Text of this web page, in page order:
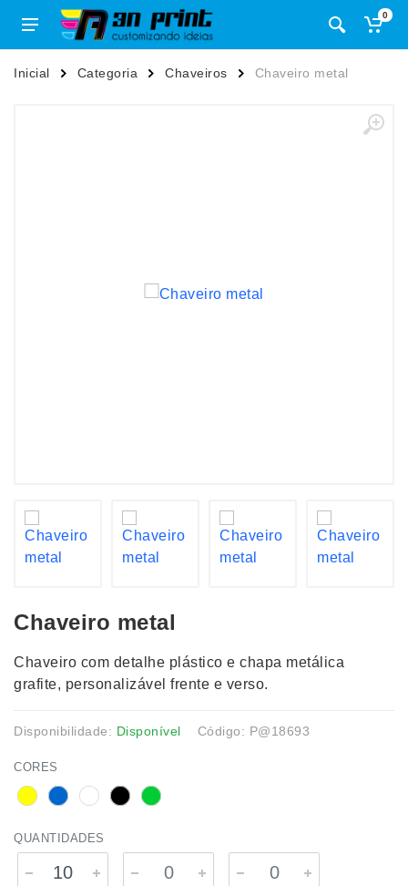
0
Inicial Categoria Chaveiros Chaveiro metal
Chaveiro metal
Chaveiro com detalhe plástico e chapa metálica
grafite, personalizável frente e verso.
Disponibilidade: Disponível Código: P@18693
CORES
QUANTIDADES